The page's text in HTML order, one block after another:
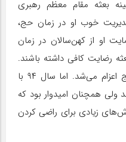
به‌عنوان معینه بعثه مقام معظم رهبری
خوب او در زمان حج،
او از کهن‌سالان در زمان
رضایت کافی داشته باشند.
به همین دلیل هرسال در زمان حج اعزام می‌شد. اما سال ۹۴ با
ولی همچنان امیدوار بود که
زیادی برای راضی کردن